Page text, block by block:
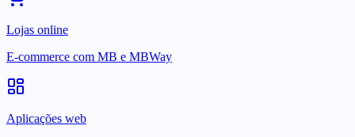
Lojas online
E-commerce com MB e MBWay
Aplicações web